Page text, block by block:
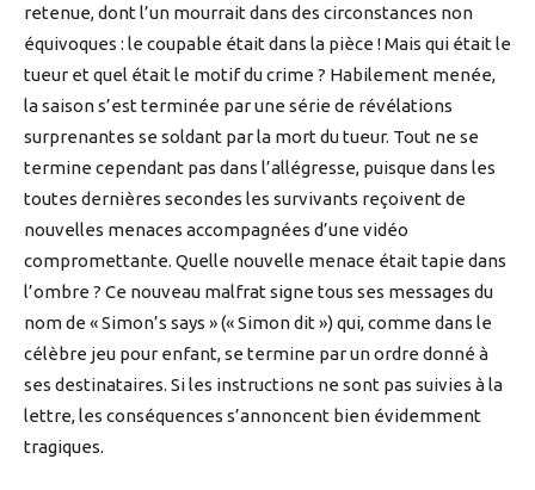
retenue, dont l’un mourrait dans des circonstances non
équivoques : le coupable était dans la pièce ! Mais qui était le
tueur et quel était le motif du crime ? Habilement menée,
la saison s’est terminée par une série de révélations
surprenantes se soldant par la mort du tueur. Tout ne se
termine cependant pas dans l’allégresse, puisque dans les
toutes dernières secondes les survivants reçoivent de
nouvelles menaces accompagnées d’une vidéo
compromettante. Quelle nouvelle menace était tapie dans
l’ombre ? Ce nouveau malfrat signe tous ses messages du
nom de « Simon’s says » (« Simon dit ») qui, comme dans le
célèbre jeu pour enfant, se termine par un ordre donné à
ses destinataires. Si les instructions ne sont pas suivies à la
lettre, les conséquences s’annoncent bien évidemment
tragiques.